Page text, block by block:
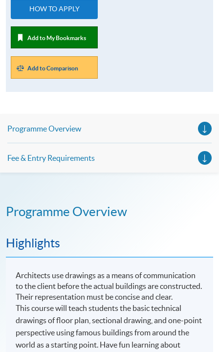
HOW TO APPLY
Add to My Bookmarks
Add to Comparison
Programme Overview
Fee & Entry Requirements
Programme Overview
Highlights
Architects use drawings as a means of communication
to the client before the actual buildings are constructed.
Their representation must be concise and clear.
This course will teach students the basic technical
drawings of floor plan, sectional drawing, and one-point
perspective using famous buildings from around the
world as a starting point. Have fun learning about